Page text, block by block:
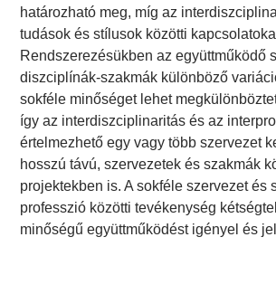
határozható meg, míg az
tudások és stílusok közötti
Rendszerezésükben az együttműködő
diszciplínák-szakmák különböző
sokféle minőséget lehet
így az interdiszciplinaritás és az
értelmezhető egy vagy több szervezet
hosszú távú, szervezetek és szakmák
projektekben is. A sokféle szervezet és
professzió közötti tevékenység
minőségű együttműködést igényel és